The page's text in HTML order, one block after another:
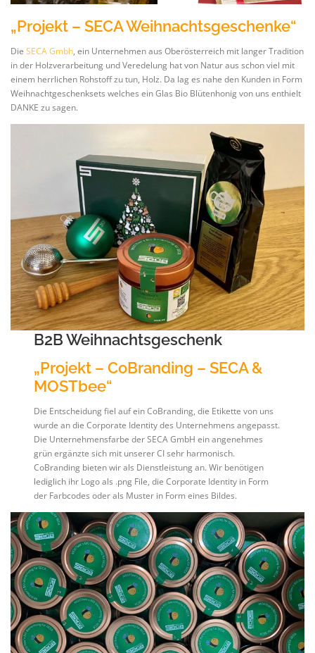
„Projekt – SECA Weihnachtsgeschenke“
Die SECA Gmbh, ein Unternehmen aus Oberösterreich mit langer Tradition
in der Holzverarbeitung und Veredelung hat von Natur aus schon viel mit
einem herrlichen Rohstoff zu tun, Holz. Da lag es nahe den Kunden in Form
Weihnachtgeschenksets welches ein Glas Bio Blütenhonig von uns enthielt
DANKE zu sagen.
B2B Weihnachtsgeschenk
„Projekt – CoBranding – SECA &
MOSTbee“
Die Entscheidung fiel auf ein CoBranding, die Etikette von uns
wurde an die Corporate Identity des Unternehmens angepasst.
Die Unternehmensfarbe der SECA GmbH ein angenehmes
grün ergänzte sich mit unserer CI sehr harmonisch.
CoBranding bieten wir als Dienstleistung an. Wir benötigen
lediglich ihr Logo als .png File, die Corporate Identity in Form
der Farbcodes oder als Muster in Form eines Bildes.